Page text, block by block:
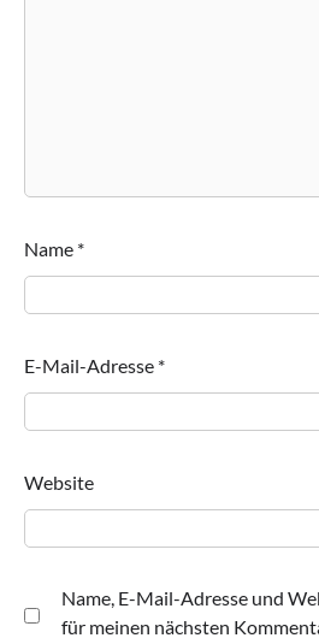
Name *
E-Mail-Adresse *
Website
Name, E-Mail-Adresse und
für meinen nächsten